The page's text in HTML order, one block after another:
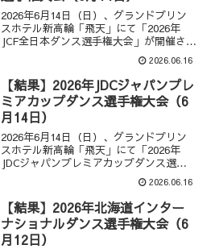
2026年6月14日（日）、グランドプリン
スホテル新高輪「飛天」にて「2026年
JCF全日本ダンス選手権大会」が開催され
ました。JCF全日本ダンス選手権大会プ
ロ・ボールルーム【決勝】1位 山本 千博
＆ 大吉 優華2位 朝増 拓哉 ＆ 中川...
2026.06.16
【結果】2026年JDCジャパンプレ
ミアカップダンス選手権大会（6
月14日）
2026年6月14日（日）、グランドプリン
スホテル新高輪「飛天」にて「2026年
JDCジャパンプレミアカップダンス選手
権大会」が開催されました。JDCジャパ
ンプレミアカッププロ・ボールルーム
【決勝】1位 田中 孝康 ＆ 加藤 美智子2位
寺...
2026.06.16
【結果】2026年北海道インター
ナショナルダンス選手権大会（6
月12日）